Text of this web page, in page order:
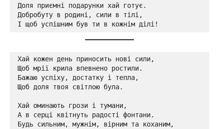
Доля приємні подарунки хай готує.
Добробуту в родині, сили в тілі,
І щоб успішним був ти в кожнім ділі!
Хай кожен день приносить нові сили,
Щоб мрії крила впевнено ростили.
Бажаю успіху, достатку і тепла,
Щоб доля твоя світлою була.
Хай оминають грози і тумани,
А в серці квітнуть радості фонтани.
Будь сильним, мужнім, вірним та коханим,